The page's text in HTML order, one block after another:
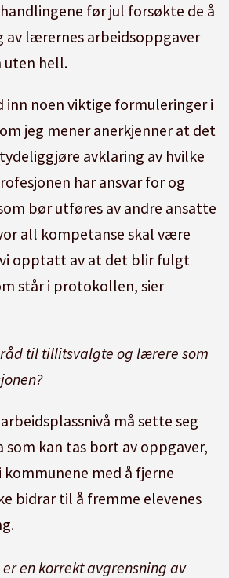
før jul forsøkte de å
av lærernes arbeidsoppgaver
uten hell.
inn noen viktige formuleringer i
jeg mener anerkjenner at det
avklaring av hvilke
har ansvar for og
bør utføres av andre ansatte
all kompetanse skal være
opptatt av at det blir fulgt
står i protokollen, sier
råd til tillitsvalgte og lærere som
må sette seg
som kan tas bort av oppgaver,
med å fjerne
bidrar til å fremme elevenes
en korrekt avgrensning av